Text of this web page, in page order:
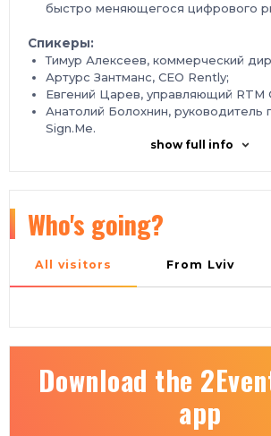
быстро меняющегося цифрового
Спикеры:
Тимур Алексеев, коммерческий
Артурс Зантманс, CEO Rently;
Евгений Царев, управляющий RTM
Анатолий Болохнин, руководитель
Sign.Me.
show full info
Who's going?
All visitors From Lviv
Download the
app